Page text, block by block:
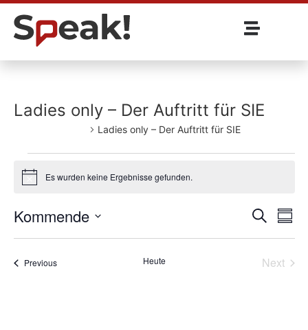
Ladies only – Der Auftritt für SIE
Ladies only – Der Auftritt für SIE
Es wurden keine Ergebnisse gefunden.
und
Suche
Kommende
date.
PreviousVeranstaltungen Heute Next